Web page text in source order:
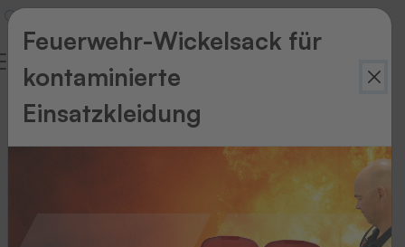
Firmenchronik
THERMOTEX
Feuerwehr-Wickelsack für
kontaminierte
Einsatzkleidung